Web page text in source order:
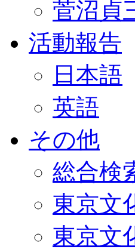
菅沼貞
活動報告
日本語
英語
その他
総合検
東京文
東京文